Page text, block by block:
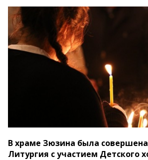
В храме Зюзина была
Литургия с участием Детского